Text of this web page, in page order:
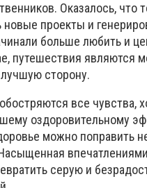
Оказалось, что
новые проекты и
больше любить и
путешествия являются
сторону.
все чувства,
оздоровительному
можно поправить
серую и